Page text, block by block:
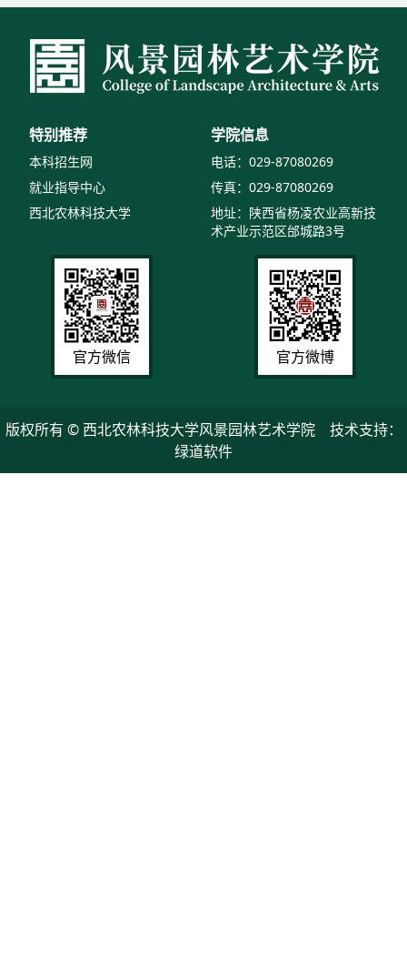
特别推荐
本科招生网
就业指导中心
西北农林科技大学
学院信息
电话：029-87080269
传真：029-87080269
地址：陕西省杨凌农业高新技
术产业示范区邰城路3号
官方微信 官方微博
版权所有 © 西北农林科技大学风景园林艺术学院 技术支持：
绿道软件